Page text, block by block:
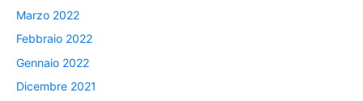
Marzo 2022
Febbraio 2022
Gennaio 2022
Dicembre 2021